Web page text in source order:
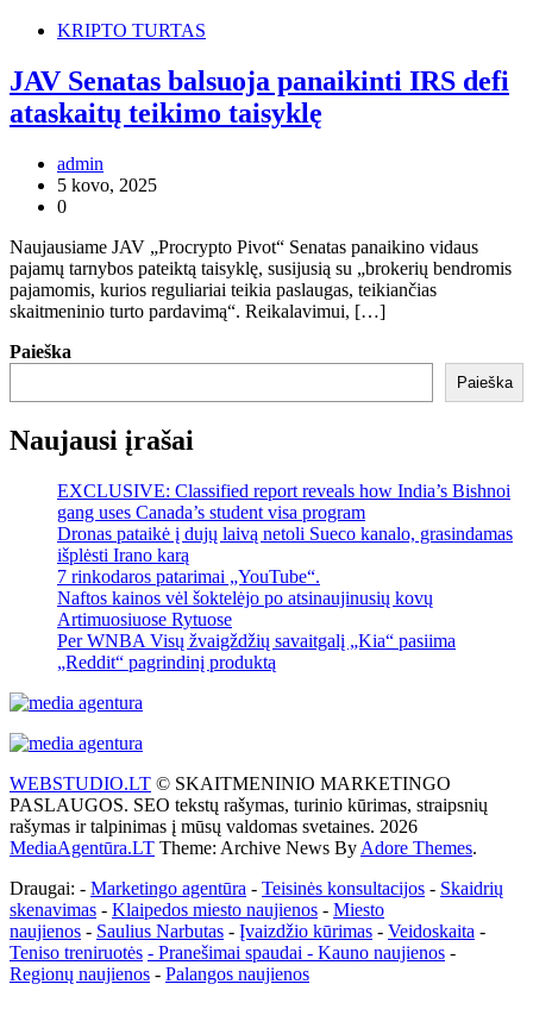
KRIPTO TURTAS
JAV Senatas balsuoja panaikinti IRS defi
ataskaitų teikimo taisyklę
admin
5 kovo, 2025
0
Naujausiame JAV „Procrypto Pivot“ Senatas panaikino vidaus
pajamų tarnybos pateiktą taisyklę, susijusią su „brokerių bendromis
pajamomis, kurios reguliariai teikia paslaugas, teikiančias
skaitmeninio turto pardavimą“. Reikalavimui, […]
Paieška
Paieška
Naujausi įrašai
EXCLUSIVE: Classified report reveals how India’s Bishnoi
gang uses Canada’s student visa program
Dronas pataikė į dujų laivą netoli Sueco kanalo, grasindamas
išplėsti Irano karą
7 rinkodaros patarimai „YouTube“.
Naftos kainos vėl šoktelėjo po atsinaujinusių kovų
Artimuosiuose Rytuose
Per WNBA Visų žvaigždžių savaitgalį „Kia“ pasiima
„Reddit“ pagrindinį produktą
WEBSTUDIO.LT © SKAITMENINIO MARKETINGO
PASLAUGOS. SEO tekstų rašymas, turinio kūrimas, straipsnių
rašymas ir talpinimas į mūsų valdomas svetaines. 2026
MediaAgentūra.LT Theme: Archive News By Adore Themes.
Draugai: - Marketingo agentūra - Teisinės konsultacijos - Skaidrių
skenavimas - Klaipedos miesto naujienos - Miesto
naujienos - Saulius Narbutas - Įvaizdžio kūrimas - Veidoskaita -
Teniso treniruotės - Pranešimai spaudai - Kauno naujienos -
Regionų naujienos - Palangos naujienos